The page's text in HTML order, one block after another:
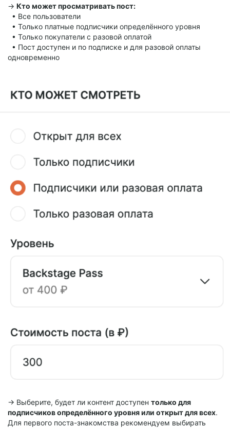
→ Кто может просматривать пост:
• Все пользователи
• Только платные подписчики определённого уровня
• Только покупатели с разовой оплатой
• Пост доступен и по подписке и для разовой оплаты
одновременно
→ Выберите, будет ли контент доступен только для
подписчиков определённого уровня или открыт для всех.
Для первого поста-знакомства рекомендуем выбирать